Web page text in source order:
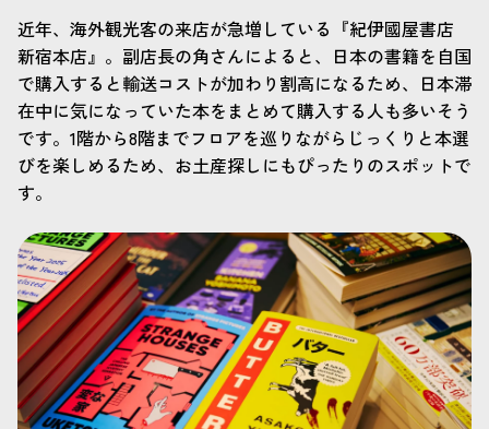
近年、海外観光客の来店が急増している『紀伊國屋書店
新宿本店』。副店長の角さんによると、日本の書籍を自国
で購入すると輸送コストが加わり割高になるため、日本滞
在中に気になっていた本をまとめて購入する人も多いそう
です。1階から8階までフロアを巡りながらじっくりと本選
びを楽しめるため、お土産探しにもぴったりのスポットで
す。